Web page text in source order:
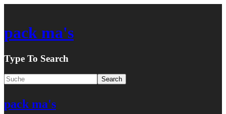
pack ma's
Type To Search
pack ma's